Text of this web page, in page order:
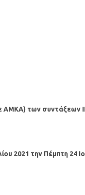
ΑΜΚΑ) των συντάξεων
2021 την Πέμπτη 24